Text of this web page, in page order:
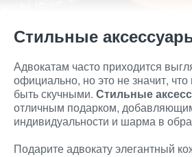
Стильные
Адвокатам часто приходится
официально, но это не значит,
быть скучными. Стильные
отличным подарком,
индивидуальности и шарма в
Подарите адвокату элегантный